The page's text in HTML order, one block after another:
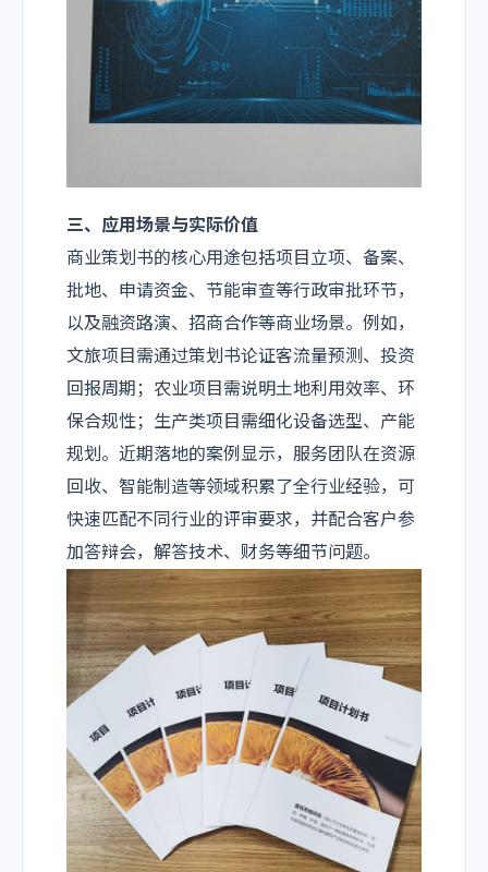
三、应用场景与实际价值
商业策划书的核心用途包括项目立项、备案、
批地、申请资金、节能审查等行政审批环节，
以及融资路演、招商合作等商业场景。例如，
文旅项目需通过策划书论证客流量预测、投资
回报周期；农业项目需说明土地利用效率、环
保合规性；生产类项目需细化设备选型、产能
规划。近期落地的案例显示，服务团队在资源
回收、智能制造等领域积累了全行业经验，可
快速匹配不同行业的评审要求，并配合客户参
加答辩会，解答技术、财务等细节问题。